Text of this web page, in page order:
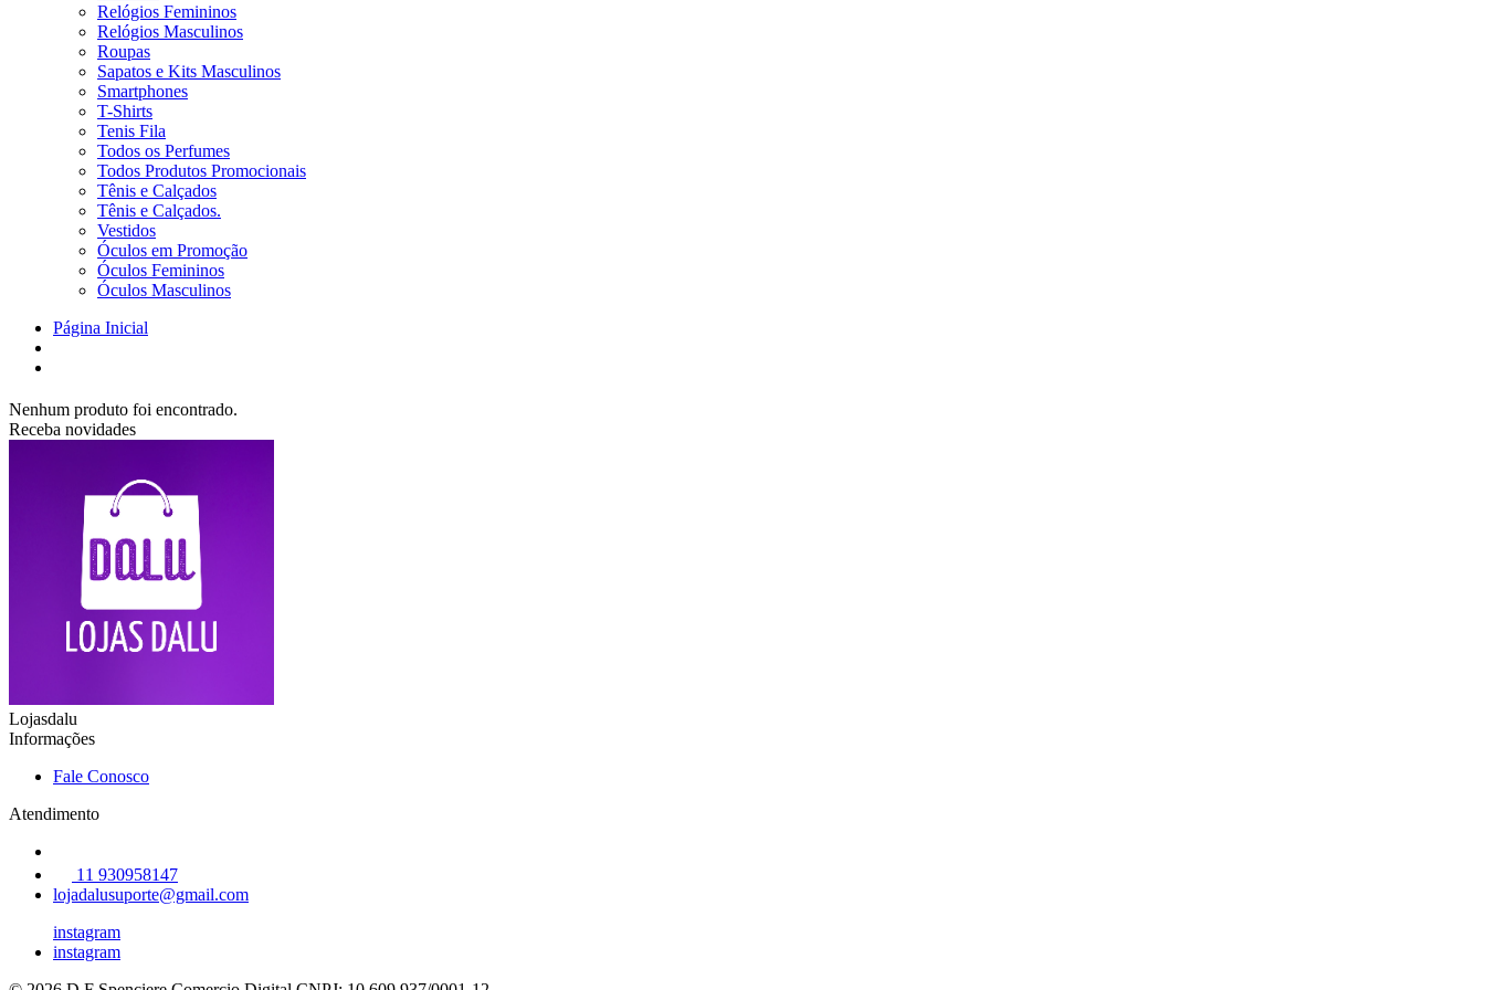
Relógios Femininos
Relógios Masculinos
Roupas
Sapatos e Kits Masculinos
Smartphones
T-Shirts
Tenis Fila
Todos os Perfumes
Todos Produtos Promocionais
Tênis e Calçados
Tênis e Calçados.
Vestidos
Óculos em Promoção
Óculos Femininos
Óculos Masculinos
Página Inicial
Nenhum produto foi encontrado.
Receba novidades
Lojasdalu
Informações
Fale Conosco
Atendimento
11 930958147
lojadalusuporte@gmail.com
instagram
instagram